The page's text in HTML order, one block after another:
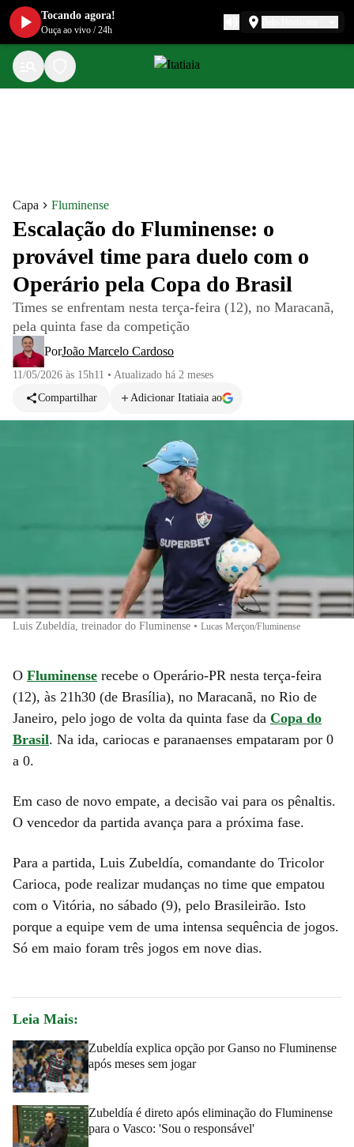
Capa Fluminense
Escalação do Fluminense: o
provável time para duelo com o
Operário pela Copa do Brasil
Times se enfrentam nesta terça-feira (12), no Maracanã,
pela quinta fase da competição
PorJoão Marcelo Cardoso
11/05/2026 às 15h11 • Atualizado há 2 meses
Compartilhar
Adicionar Itatiaia ao
Luis Zubeldía, treinador do Fluminense • Lucas Merçon/Fluminense
O Fluminense recebe o Operário-PR nesta terça-feira
(12), às 21h30 (de Brasília), no Maracanã, no Rio de
Janeiro, pelo jogo de volta da quinta fase da Copa do
Brasil. Na ida, cariocas e paranaenses empataram por 0
a 0.
Em caso de novo empate, a decisão vai para os pênaltis.
O vencedor da partida avança para a próxima fase.
Para a partida, Luis Zubeldía, comandante do Tricolor
Carioca, pode realizar mudanças no time que empatou
com o Vitória, no sábado (9), pelo Brasileirão. Isto
porque a equipe vem de uma intensa sequência de jogos.
Só em maio foram três jogos em nove dias.
Leia Mais:
Zubeldía explica opção por Ganso no Fluminense
após meses sem jogar
Zubeldía é direto após eliminação do Fluminense
para o Vasco: 'Sou o responsável'
Tocando agora!
Ouça ao vivo /24h